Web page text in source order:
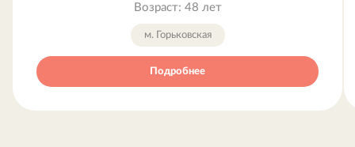
Возраст: 48 лет
м. Горьковская
Подробнее